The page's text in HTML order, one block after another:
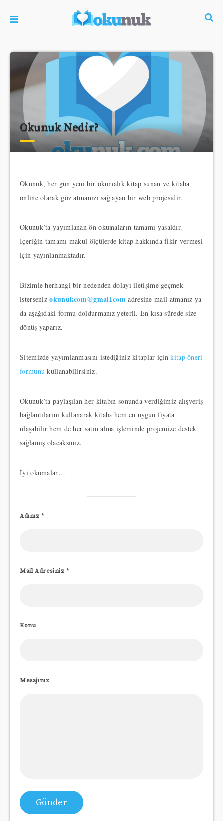
Okunuk Nedir?
Okunuk, her gün yeni bir okumalık kitap sunan ve kitaba
online olarak göz atmanızı sağlayan bir web projesidir.
Okunuk’ta yayımlanan ön okumaların tamamı yasaldır.
İçeriğin tamamı makul ölçülerde kitap hakkında fikir vermesi
için yayınlanmaktadır.
Bizimle herhangi bir nedenden dolayı iletişime geçmek
istersenizokunukcom@gmail.com adresine mail atmanız ya
da aşağıdaki formu doldurmanız yeterli. En kısa sürede size
dönüş yaparız.
Sitemizde yayımlanmasını istediğiniz kitaplar içinkitap öneri
formunu kullanabilirsiniz.
Okunuk’ta paylaşılan her kitabın sonunda verdiğimiz alışveriş
bağlantılarını kullanarak kitaba hem en uygun fiyata
ulaşabilir hem de her satın alma işleminde projemize destek
sağlamış olacaksınız.
İyi okumalar…
Adınız *
Mail Adresiniz *
Konu
Mesajınız